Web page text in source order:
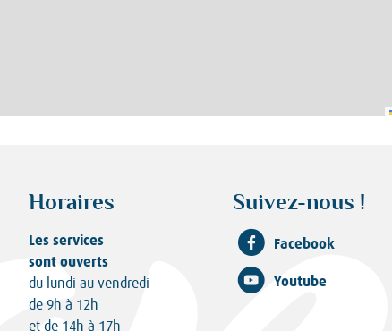
Horaires
Les services
sont ouverts
du lundi au vendredi
de 9h à 12h
et de 14h à 17h
Suivez-nous !
Facebook
Youtube